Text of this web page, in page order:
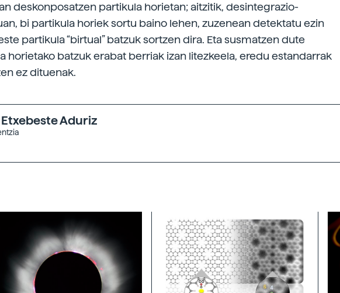
deskonposatzen partikula horietan; aitzitik, desintegrazio-
bi partikula horiek sortu baino lehen, zuzenean detektatu ezin
partikula “birtual” batzuk sortzen dira. Eta susmatzen dute
horietako batzuk erabat berriak izan litezkeela, eredu estandarrak
ez dituenak.
Aduriz